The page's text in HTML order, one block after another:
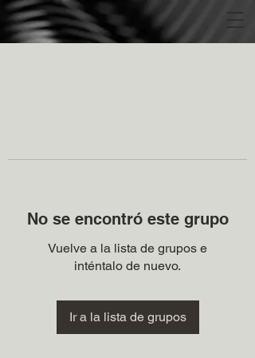
No se encontró este grupo
Vuelve a la lista de grupos e
inténtalo de nuevo.
Ir a la lista de grupos